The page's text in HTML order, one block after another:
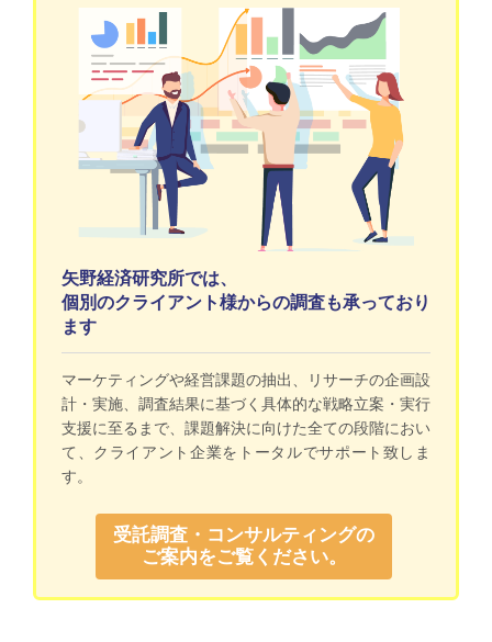
矢野経済研究所では、
個別のクライアント様からの調査も承っており
ます
マーケティングや経営課題の抽出、リサーチの企画設
計・実施、調査結果に基づく具体的な戦略立案・実行
支援に至るまで、課題解決に向けた全ての段階におい
て、クライアント企業をトータルでサポート致しま
す。
受託調査・コンサルティングの
ご案内をご覧ください。